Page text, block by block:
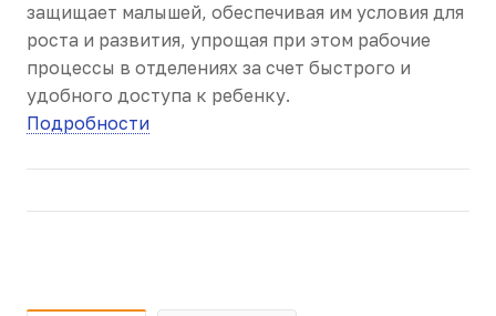
защищает малышей, обеспечивая им условия для
роста и развития, упрощая при этом рабочие
процессы в отделениях за счет быстрого и
удобного доступа к ребенку.
Подробности